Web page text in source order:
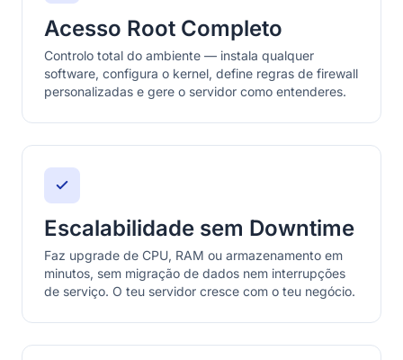
Acesso Root Completo
Controlo total do ambiente — instala qualquer
software, configura o kernel, define regras de firewall
personalizadas e gere o servidor como entenderes.
Escalabilidade sem Downtime
Faz upgrade de CPU, RAM ou armazenamento em
minutos, sem migração de dados nem interrupções
de serviço. O teu servidor cresce com o teu negócio.